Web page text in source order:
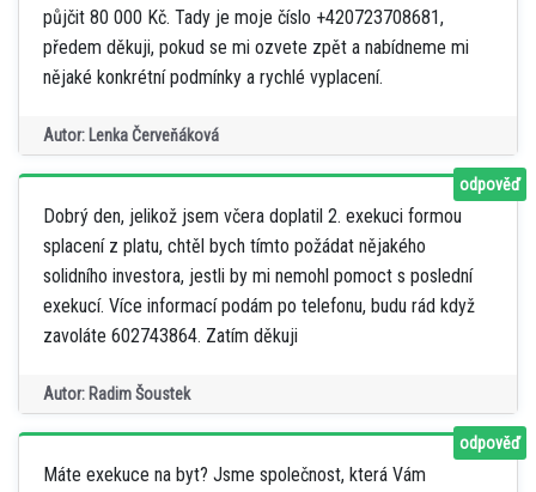
půjčit 80 000 Kč. Tady je moje číslo +420723708681,
předem děkuji, pokud se mi ozvete zpět a nabídneme mi
nějaké konkrétní podmínky a rychlé vyplacení.
Autor: Lenka Červeňáková
Dobrý den, jelikož jsem včera doplatil 2. exekuci formou
splacení z platu, chtěl bych tímto požádat nějakého
solidního investora, jestli by mi nemohl pomoct s poslední
exekucí. Více informací podám po telefonu, budu rád když
zavoláte 602743864. Zatím děkuji
Autor: Radim Šoustek
odpověď
Máte exekuce na byt? Jsme společnost, která Vám
odpověď